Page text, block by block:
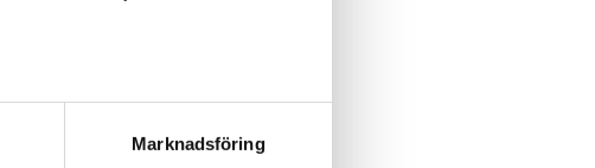
Marknadsföring
synas till exempel så att en person